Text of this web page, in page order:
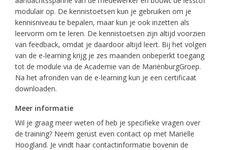
modulair op. De kennistoetsen kun je gebruiken om je
kennisniveau te bepalen, maar kun je ook inzetten als
leervorm om te leren. De kennistoetsen zijn altijd voorzien
van feedback, omdat je daardoor altijd leert. Bij het volgen
van de e-learning krijg je zes maanden onbeperkt toegang
tot de module via de Academie van de MariënburgGroep.
Na het afronden van de e-learning kun je een certificaat
downloaden.
Meer informatie
Wil je graag meer weten of heb je specifieke vragen over
de training? Neem gerust even contact op met Mariëlle
Hoogland. Je vindt haar contactinformatie bovenin de